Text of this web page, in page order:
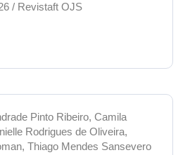
/ Revistaft OJS
Pinto Ribeiro, Camila
Rodrigues de Oliveira,
Thiago Mendes Sansevero